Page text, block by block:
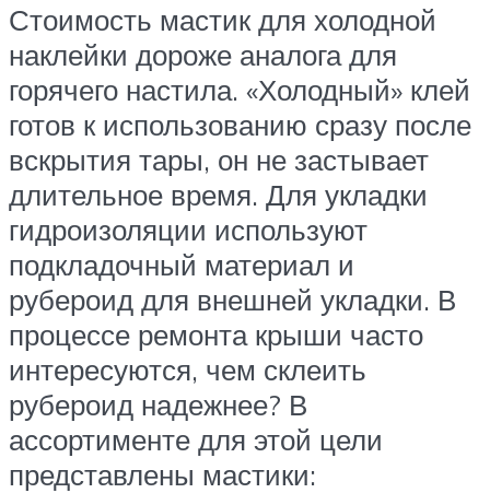
Стоимость мастик для холодной
наклейки дороже аналога для
горячего настила. «Холодный» клей
готов к использованию сразу после
вскрытия тары, он не застывает
длительное время. Для укладки
гидроизоляции используют
подкладочный материал и
рубероид для внешней укладки. В
процессе ремонта крыши часто
интересуются, чем склеить
рубероид надежнее? В
ассортименте для этой цели
представлены мастики: